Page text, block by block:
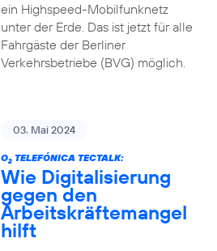
ein Highspeed-Mobilfunknetz
unter der Erde. Das ist jetzt für alle
Fahrgäste der Berliner
Verkehrsbetriebe (BVG) möglich.
03. Mai 2024
O2TELEFÓNICA TECTALK:
Wie Digitalisierung
gegen den
Arbeitskräftemangel
hilft